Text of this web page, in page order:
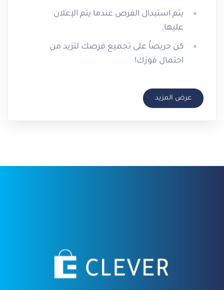
يتم استبدال الفرص عندما يتم الإعلان
عليها.
كن حريصاً على تجميع فرصك لتزيد من
احتمال فوزك!
عرض المزيد